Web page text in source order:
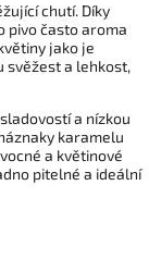
chutí. Díky
pivo často aroma
jako je
svěžest a lehkost,
a nízkou
karamelu
a květinové
pitelné a ideální